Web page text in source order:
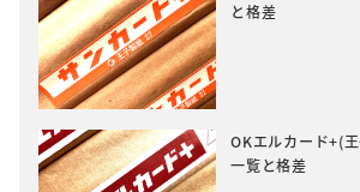
と格差
OKエルカード+(
一覧と格差